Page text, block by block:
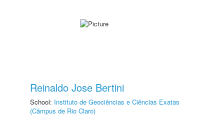
Reinaldo Jose Bertini
School: Instituto de Geociências e Ciências Exatas
(Câmpus de Rio Claro)